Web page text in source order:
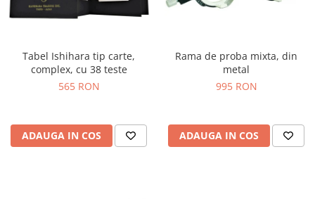
Tabel Ishihara tip carte,
complex, cu 38 teste
565 RON
ADAUGA IN COS
Rama de proba mixta, din
metal
995 RON
ADAUGA IN COS